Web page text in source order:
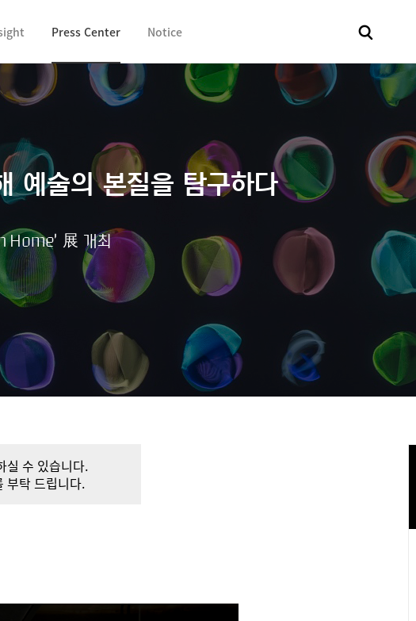
Press Center
전체 보도자료 Fact & Check Image Library
Notice
예술의 본질을 탐구하다
Home’ 展 개최
실 수 있습니다.
부탁 드립니다.